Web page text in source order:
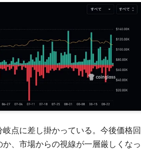
点に差し掛かっている。今後価格回
、市場からの視線が一層厳しくなっ